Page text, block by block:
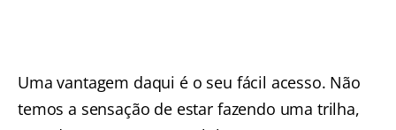
Uma vantagem daqui é o seu fácil acesso. Não
temos a sensação de estar fazendo uma trilha,